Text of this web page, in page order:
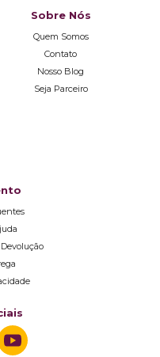
Sobre Nós
Quem Somos
Contato
Nosso Blog
Seja Parceiro